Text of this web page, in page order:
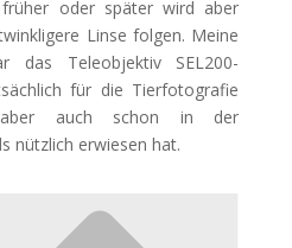
früher oder später wird aber
Linse folgen. Meine
das Teleobjektiv SEL200-
für die Tierfotografie
auch schon in der
nützlich erwiesen hat.